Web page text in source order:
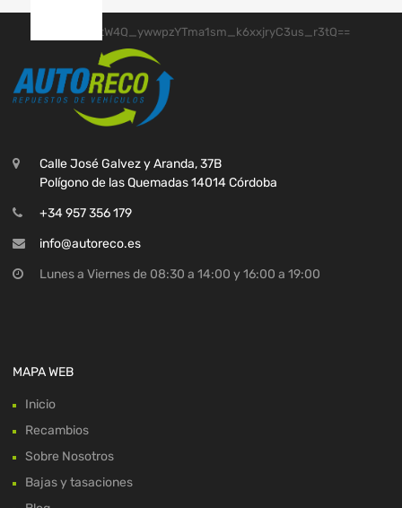
Calle José Galvez y Aranda, 37B
Polígono de las Quemadas 14014 Córdoba
+34 957 356 179
info@autoreco.es
Lunes a Viernes de 08:30 a 14:00 y 16:00 a 19:00
MAPA WEB
Inicio
Recambios
Sobre Nosotros
Bajas y tasaciones